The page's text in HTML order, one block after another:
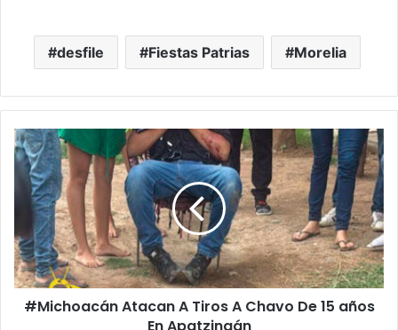
desfile Fiestas Patrias Morelia
#Michoacán
Atacan
A
Tiros
Chavo
De
15
años
En#Michoacán Atacan A Tiros A Chavo De 15 años